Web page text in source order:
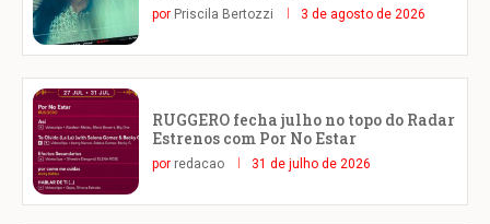
por Priscila Bertozzi 3 de agosto de 2026
RUGGERO fecha julho no topo do Radar
Estrenos com Por No Estar
por redacao 31 de julho de 2026